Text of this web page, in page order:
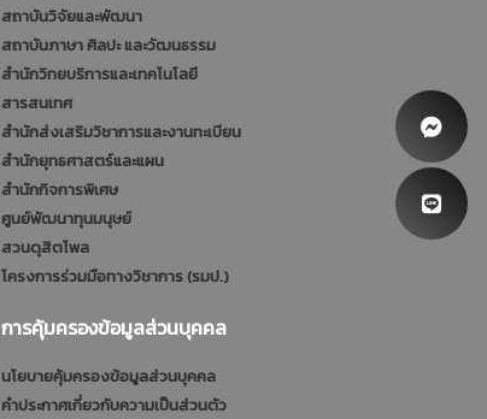
สถาบันวิจัยและพัฒนา
สถาบันภาษา ศิลปะ และวัฒนธรรม
สำนักวิทยบริการและเทคโนโลยี
สารสนเทศ
สำนักส่งเสริมวิชาการและงานทะเบียน
สำนักยุทธศาสตร์และแผน
สำนักกิจการพิเศษ
ศูนย์พัฒนาทุนมนุษย์
สวนดุสิตโพล
โครงการร่วมมือทางวิชาการ (รมป.)
การคุ้มครองข้อมูลส่วนบุคคล
นโยบายคุ้มครองข้อมูลส่วนบุคคล
คำประกาศเกี่ยวกับความเป็นส่วนตัว